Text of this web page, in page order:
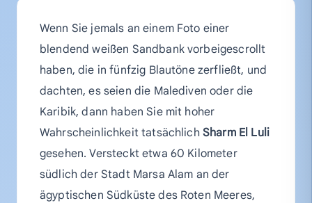
Wenn Sie jemals an einem Foto einer
blendend weißen Sandbank vorbeigescrollt
haben, die in fünfzig Blautöne zerfließt, und
dachten, es seien die Malediven oder die
Karibik, dann haben Sie mit hoher
Wahrscheinlichkeit tatsächlich Sharm El Luli
gesehen. Versteckt etwa 60 Kilometer
südlich der Stadt Marsa Alam an der
ägyptischen Südküste des Roten Meeres,